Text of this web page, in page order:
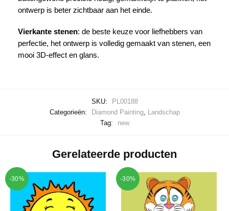
ontwerp is beter zichtbaar aan het einde.
Vierkante stenen: de beste keuze voor liefhebbers van
perfectie, het ontwerp is volledig gemaakt van stenen, een
mooi 3D-effect en glans.
SKU:
PL00188
Categorieën:
Diamond Painting,
Landschap
Tag:
new
Gerelateerde producten
-30% -30%